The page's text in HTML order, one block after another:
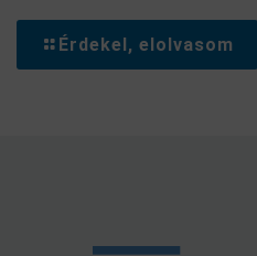
Érdekel, elolvasom